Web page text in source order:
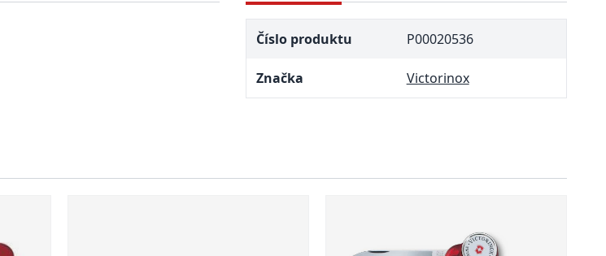
Číslo produktu P00020536
Značka Victorinox